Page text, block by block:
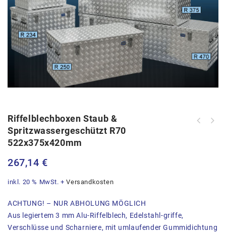
Riffelblechboxen Staub &
Spritzwassergeschützt R70
522x375x420mm
267,14 €
inkl. 20 % MwSt. +Versandkosten
ACHTUNG! – NUR ABHOLUNG MÖGLICH
Aus legiertem 3 mm Alu-Riffelblech, Edelstahl-griffe,
Verschlüsse und Scharniere, mit umlaufender Gummidichtung